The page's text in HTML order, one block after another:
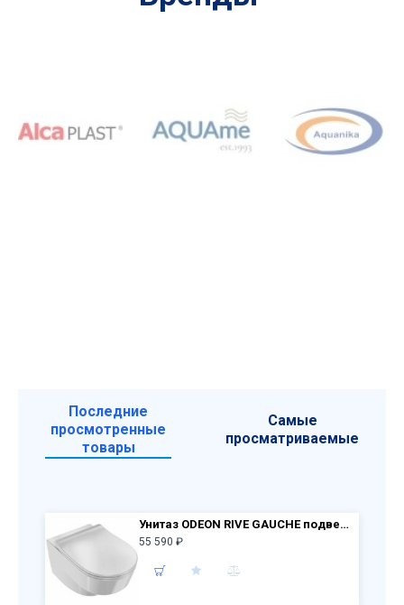
Последние
просмотренные
товары
Самые
просматриваемые
Унитаз ODEON RIVE GAUCHE подвесной безободковый EDR102-00 + крышка м/л E24889-00
55 590 ₽